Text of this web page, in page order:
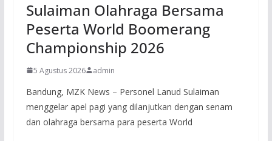
Sulaiman Olahraga Bersama
Peserta World Boomerang
Championship 2026
5 Agustus 2026 admin
Bandung, MZK News – Personel Lanud Sulaiman
menggelar apel pagi yang dilanjutkan dengan senam
dan olahraga bersama para peserta World